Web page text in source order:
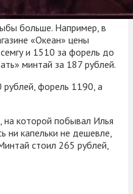
больше. Например, в
«Океан» цены
и 1510 за форель до
минтай за 187 рублей.
форель 1190, а
на которой побывал Илья
ни капельки не дешевле,
стоил 265 рублей,